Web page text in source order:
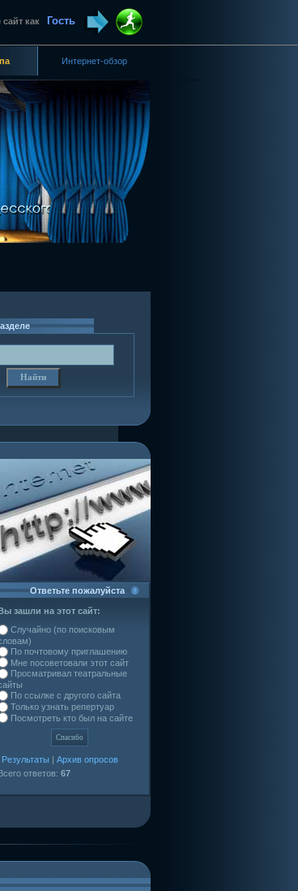
как Гость
Интернет-обзор
Ответьте пожалуйста
зашли на этот сайт:
Случайно (по поисковым
По почтовому приглашению
Мне посоветовали этот сайт
Просматривал театральные
По ссылке с другого сайта
Только узнать репертуар
Посмотреть кто был на сайте
Результаты | Архив опросов
ответов: 67